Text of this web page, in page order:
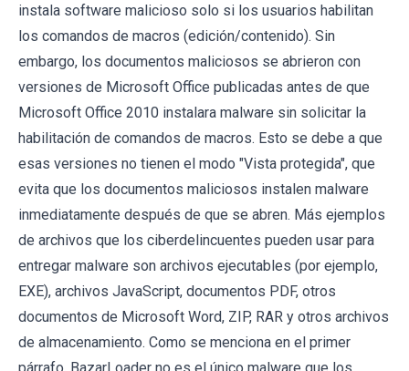
instala software malicioso solo si los usuarios habilitan
los comandos de macros (edición/contenido). Sin
embargo, los documentos maliciosos se abrieron con
versiones de Microsoft Office publicadas antes de que
Microsoft Office 2010 instalara malware sin solicitar la
habilitación de comandos de macros. Esto se debe a que
esas versiones no tienen el modo "Vista protegida", que
evita que los documentos maliciosos instalen malware
inmediatamente después de que se abren. Más ejemplos
de archivos que los ciberdelincuentes pueden usar para
entregar malware son archivos ejecutables (por ejemplo,
EXE), archivos JavaScript, documentos PDF, otros
documentos de Microsoft Word, ZIP, RAR y otros archivos
de almacenamiento. Como se menciona en el primer
párrafo, BazarLoader no es el único malware que los